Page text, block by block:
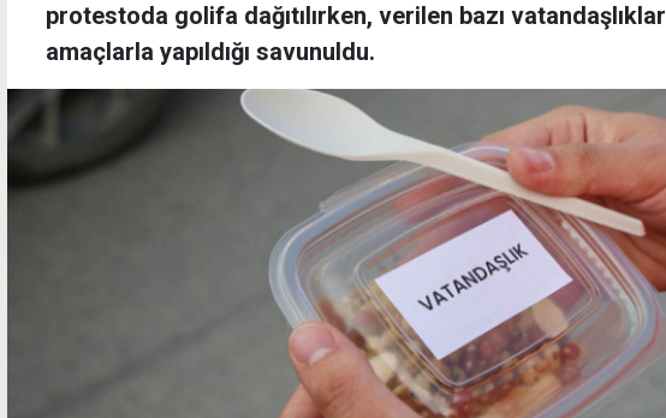
protestoda golifa dağıtılırken, verilen bazı
amaçlarla yapıldığı savunuldu.